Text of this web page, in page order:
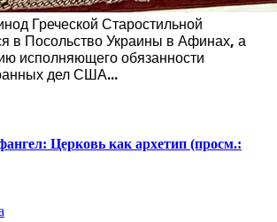
Греческой Старостильной
в Посольство Украины в Афинах, а
исполняющего обязанности
дел США...
Церковь как архетип (просм.: